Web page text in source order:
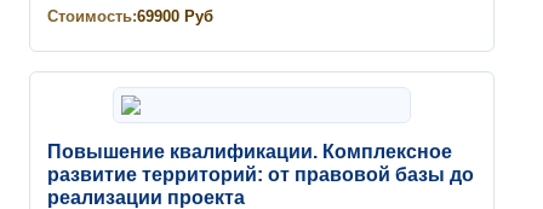
Стоимость:69900 Руб
Повышение квалификации. Комплексное
развитие территорий: от правовой базы до
реализации проекта